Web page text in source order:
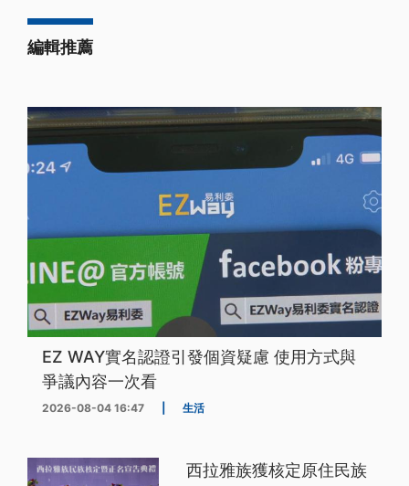
編輯推薦
EZ WAY實名認證引發個資疑慮 使用方式與
爭議內容一次看
2026-08-04 16:47 生活
西拉雅族獲核定原住民族